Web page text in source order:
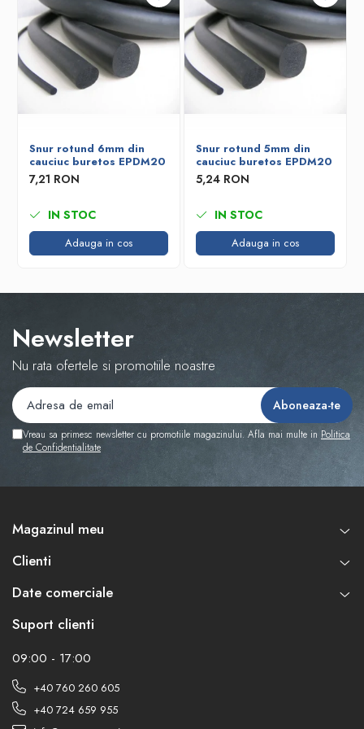
Snur rotund 6mm din
cauciuc buretos EPDM20
7,21 RON
IN STOC
Adauga in cos
Snur rotund 5mm din
cauciuc buretos EPDM20
5,24 RON
IN STOC
Adauga in cos
Newsletter
Nu rata ofertele si promotiile noastre
Vreau sa primesc newsletter cu promotiile magazinului. Afla mai multe in Politica
de Confidentialitate
Magazinul meu
Clienti
Date comerciale
Suport clienti
09:00 - 17:00
+40 760 260 605
+40 724 659 955